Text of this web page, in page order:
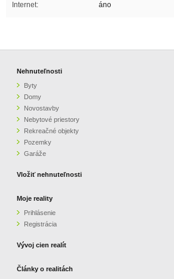
Internet:
áno
Nehnuteľnosti
Byty
Domy
Novostavby
Nebytové priestory
Rekreačné objekty
Pozemky
Garáže
Vložiť nehnuteľnosti
Moje reality
Prihlásenie
Registrácia
Vývoj cien realít
Články o realitách